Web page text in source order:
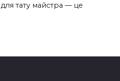
тату майстра — це